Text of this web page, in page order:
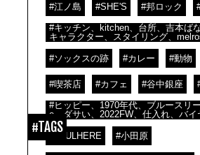
#TAGS
#江ノ島 #SHE'S #邦ロック
#キッチン、kitchen、台所、吉本ば
キャラクター、スタイリング、
#ソックスの跡 #カレー #動物
#喫茶店 #カフェ #谷中銀座
#ヒッピー、1970年代、ブルースリ
e、ダサい、2022FW、仕入れ、バイ
#LAULHERE #小田原